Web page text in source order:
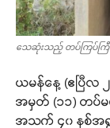
သေဆုံးသည့် တပ်ကြပ်က
ယမန်နေ့ (ဧပြီလ
အမှတ် (၁၁) တပ်မ
အသက် ၄၀ နှစ်အရွ